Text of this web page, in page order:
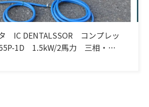
IC DENTALSSOR コンプレッ
1D 1.5kW/2馬力 三相・